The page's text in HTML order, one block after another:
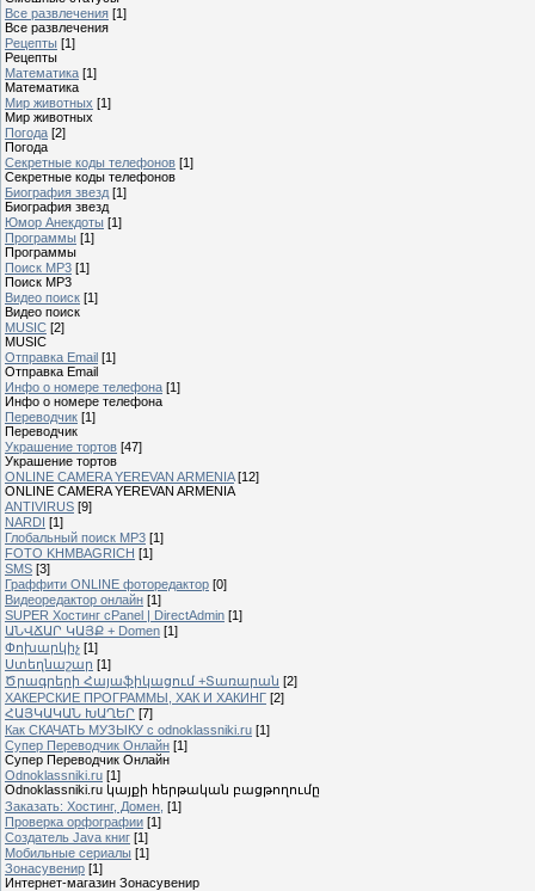
Все развлечения [1]
Все развлечения
Рецепты [1]
Рецепты
Математика [1]
Математика
Мир животных [1]
Мир животных
Погода [2]
Погода
Секретные коды телефонов [1]
Секретные коды телефонов
Биография звезд [1]
Биография звезд
Юмор Анекдоты [1]
Программы [1]
Программы
Поиск MP3 [1]
Поиск MP3
Видео поиск [1]
Видео поиск
MUSIC [2]
MUSIC
Отправка Email [1]
Отправка Email
Инфо о номере телефона [1]
Инфо о номере телефона
Переводчик [1]
Переводчик
Украшение тортов [47]
Украшение тортов
ONLINE CAMERA YEREVAN ARMENIA [12]
ONLINE CAMERA YEREVAN ARMENIA
ANTIVIRUS [9]
NARDI [1]
Глобальный поиск MP3 [1]
FOTO KHMBAGRICH [1]
SMS [3]
Граффити ONLINE фоторедактор [0]
Видеоредактор онлайн [1]
SUPER Xостинг cPanel | DirectAdmin [1]
ԱՆՎՃԱՐ ԿԱՅՔ + Domen [1]
Փոխարկիչ [1]
Ստեղնաշար [1]
Ծրագրերի Հայաֆիկացում +Տառարան [2]
ХАКЕРСКИЕ ПРОГРАММЫ, ХАК И ХАКИНГ [2]
ՀԱՅԿԱԿԱՆ ԽԱՂԵՐ [7]
Как СКАЧАТЬ МУЗЫКУ с odnoklassniki.ru [1]
Cупер Переводчик Oнлайн [1]
Cупер Переводчик Oнлайн
Odnoklassniki.ru [1]
Odnoklassniki.ru կայքի հերթական բացթողումը
Заказать: Хостинг, Домен, [1]
Проверка орфографии [1]
Создатель Java книг [1]
Мобильные сериалы [1]
Зонасувенир [1]
Интернет-магазин Зонасувенир